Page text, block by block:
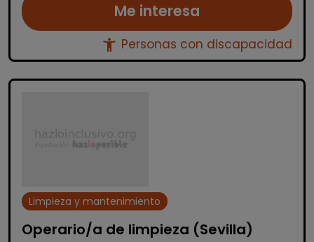
Me interesa
accessibility_new Personas con discapacidad
Limpieza y mantenimiento
Operario/a de limpieza (Sevilla)